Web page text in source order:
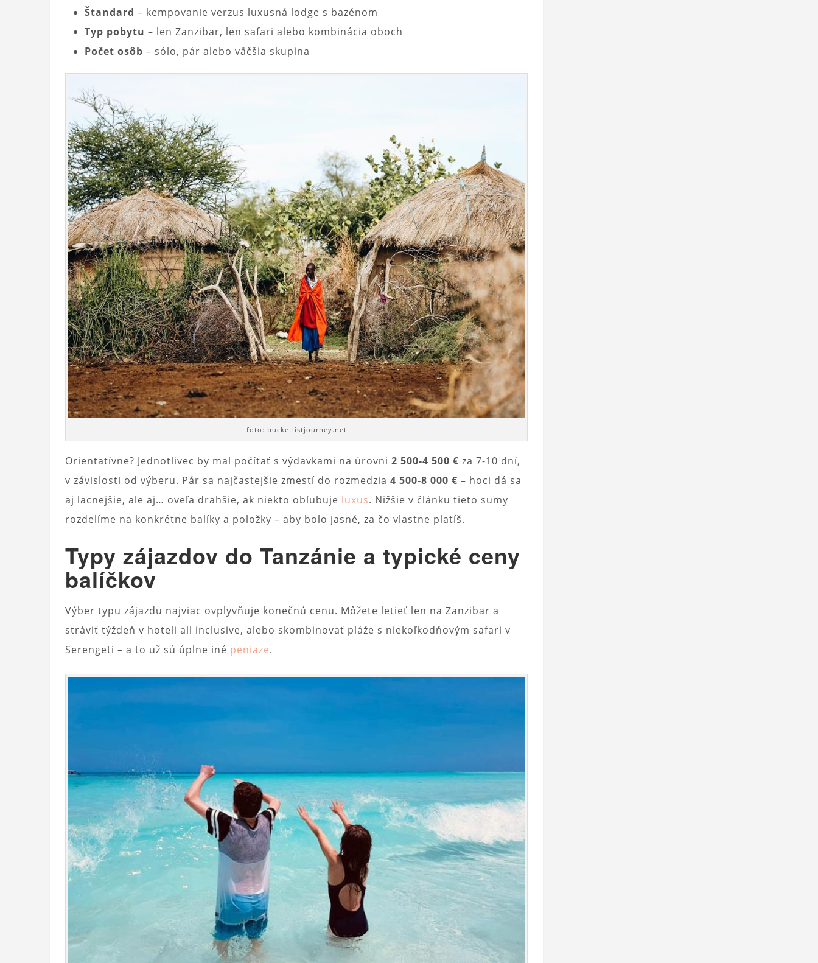
Štandard – kempovanie verzus luxusná lodge s bazénom
Typ pobytu – len Zanzibar, len safari alebo kombinácia oboch
Počet osôb – sólo, pár alebo väčšia skupina
foto: bucketlistjourney.net
Orientatívne? Jednotlivec by mal počítať s výdavkami na úrovni 2 500-4 500 € za 7-10 dní,
v závislosti od výberu. Pár sa najčastejšie zmestí do rozmedzia 4 500-8 000 € – hoci dá sa
aj lacnejšie, ale aj… oveľa drahšie, ak niekto obľubuje luxus. Nižšie v článku tieto sumy
rozdelíme na konkrétne balíky a položky – aby bolo jasné, za čo vlastne platíš.
Typy zájazdov do Tanzánie a typické ceny
balíčkov
Výber typu zájazdu najviac ovplyvňuje konečnú cenu. Môžete letieť len na Zanzibar a
stráviť týždeň v hoteli all inclusive, alebo skombinovať pláže s niekoľkodňovým safari v
Serengeti – a to už sú úplne iné peniaze.